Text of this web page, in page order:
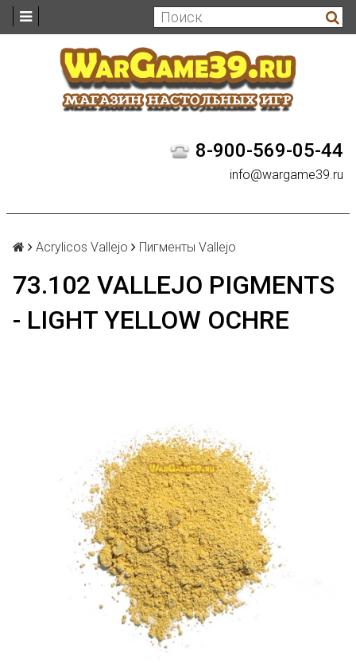
8-900-569-05-44
info@wargame39.ru
Acrylicos Vallejo Пигменты Vallejo
73.102 VALLEJO PIGMENTS
- LIGHT YELLOW OCHRE